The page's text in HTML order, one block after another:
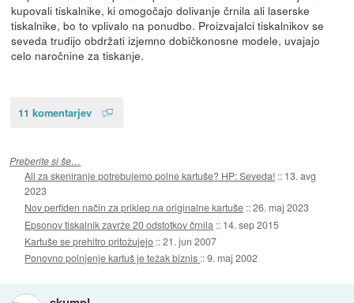
kupovali tiskalnike, ki omogočajo dolivanje črnila ali laserske
tiskalnike, bo to vplivalo na ponudbo. Proizvajalci tiskalnikov se
seveda trudijo obdržati izjemno dobičkonosne modele, uvajajo
celo naročnine za tiskanje.
11 komentarjev
Preberite si še…
Ali za skeniranje potrebujemo polne kartuše? HP: Seveda! :: 13. avg
2023
Nov perfiden način za priklep na originalne kartuše ::26. maj 2023
Epsonov tiskalnik zavrže 20 odstotkov črnila :: 14. sep 2015
Kartuše se prehitro pritožujejo ::21. jun 2007
Ponovno polnjenje kartuš je težak biznis ::9. maj 2002